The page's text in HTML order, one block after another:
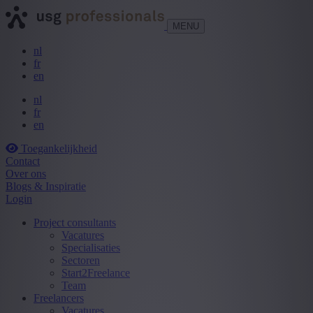
MENU
nl
fr
en
nl
fr
en
Toegankelijkheid
Contact
Over ons
Blogs & Inspiratie
Login
Project consultants
Vacatures
Specialisaties
Sectoren
Start2Freelance
Team
Freelancers
Vacatures